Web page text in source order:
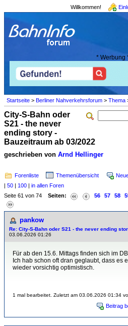
Willkommen!
* Werbung
Startseite > Berliner Nahverkehrsforum > Thema
City-S-Bahn oder
S21 - the never
ending story -
Bauzeitraum ab 03/2022
geschrieben von Arnd Hellinger
Forenliste Themenübersicht
| 50 | 100 | in allen Foren
Seite 61 von 74 Seiten: 56 57 58
pankow
Re: City-S-Bahn oder S21 - the never ending
03.06.2026 01:26
Für ab den 15.6. Mittags finden sich im
Ich hab schon oft dran geglaubt, dass es
wieder vorsichtig optimistisch.
1 mal bearbeitet. Zuletzt am 03.06.2026 01:34
Beitrag